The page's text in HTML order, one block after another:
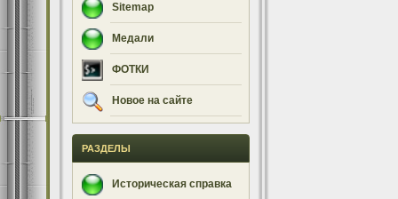
Sitemap
Медали
ФОТКИ
Новое на сайте
РАЗДЕЛЫ
Историческая справка